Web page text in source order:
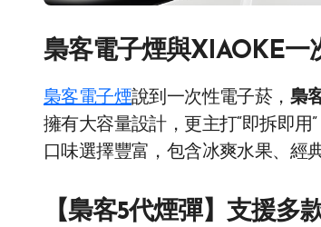
梟客電子煙與XIAOKE一
梟客電子煙說到一次性電子菸， 梟
擁有大容量設計，更主打“即拆即用
口味選擇豐富，包含冰爽水果、經
【梟客5代煙彈】支援多